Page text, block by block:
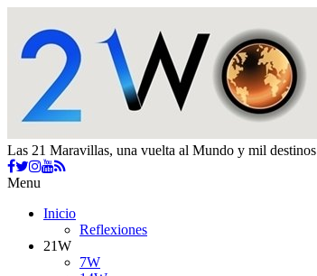
Las 21 Maravillas, una vuelta al Mundo y mil destinos
Menu
Inicio
Reflexiones
21W
7W